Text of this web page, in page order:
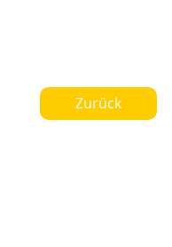
Zurück